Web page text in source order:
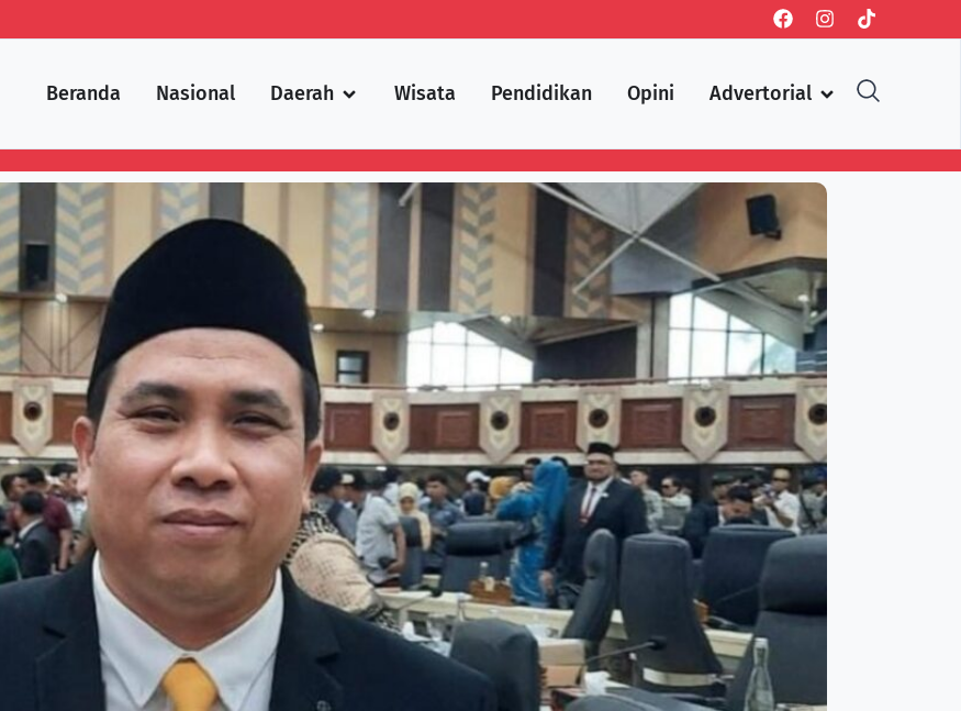
Beranda Nasional Daerah Wisata Pendidikan Opini Advertorial